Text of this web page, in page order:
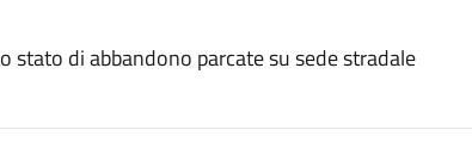
di abbandono parcate su sede stradale